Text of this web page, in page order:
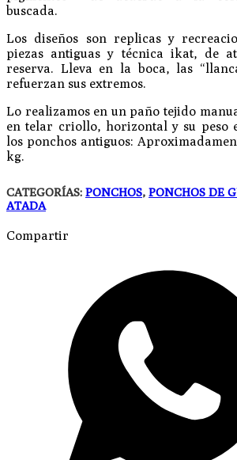
buscada.
Los diseños son replicas y
piezas antiguas y técnica ikat, de
reserva. Lleva en la boca, las
refuerzan sus extremos.
Lo realizamos en un paño tejido
en telar criollo, horizontal y su peso
los ponchos antiguos:
kg.
CATEGORÍAS: PONCHOS, PONCHOS DE
ATADA
Compartir